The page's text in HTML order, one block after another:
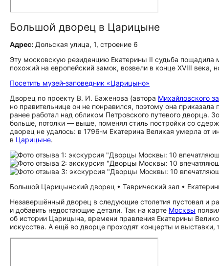
Большой дворец в Царицыне
Адрес: Дольская улица, 1, строение 6
Эту московскую резиденцию Екатерины II судьба
похожий на европейский замок, возвели в конце XVIII века,
Посетить музей‑заповедник «Царицыно»
Дворец по проекту В. И. Баженова (автора Михайловского
но правительнице он не понравился, поэтому она
ранее работал над обликом Петровского путевого дворца.
больше, потолки — выше, поменял стиль постройки со
дворец не удалось: в 1796‑м Екатерина Великая умерла от
в Царицыне.
Большой Царицынский дворец • Таврический зал •
Незавершённый дворец в следующие столетия пустовал и
и добавить недостающие детали. Так на карте Москвы
об истории Царицына, времени правления Екатерины
искусства. А ещё во дворце проходят концерты и выставки,